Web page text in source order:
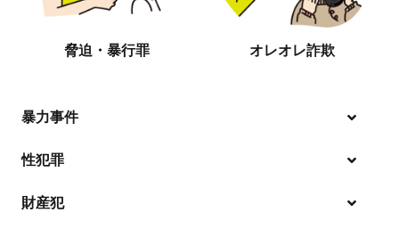
脅迫・暴行罪 オレオレ詐欺
暴力事件
性犯罪
財産犯